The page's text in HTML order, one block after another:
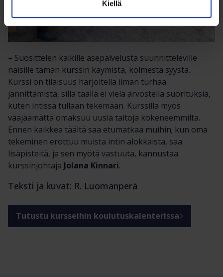
Kiellä
– Suosittelen kaikille asepalvelusta suunnitteleville
naisille tämän kurssin käymistä, kolmesta syystä.
Kurssi on tilaisuus harjoitella ilman turhaa
jännittämistä, sillä täällä ei vielä arvostella suorituksia,
kuten intissä tullaan tekemään. Kurssilla myös
vääjäämättä omaksuu uusia taitoja kokeneemmilta.
Ennen kaikkea täältä saa etumatkaa muihin; kun oma
tekeminen erottuu muista intin alokkaista, saa
lisäpisteitä, ja sen myötä vastuuta, kannustaa
kurssinjohtaja Jolana Kinnari.
Teksti ja kuvat: R. Luomanperä
Tutustu kursseihin koulutuskalenterissa